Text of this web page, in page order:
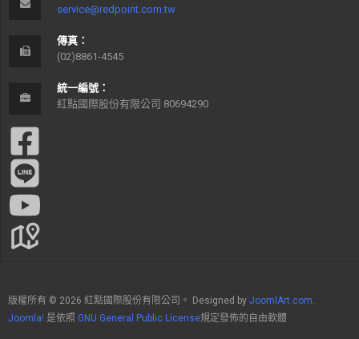
service@redpoint.com.tw
傳真：
(02)8861-4545
統一編號：
紅點國際股份有限公司 80694290
版權所有 © 2026 紅點國際股份有限公司。 Designed by JoomlArt.com.
Joomla! 是依照 GNU General Public License規定發佈的自由軟體